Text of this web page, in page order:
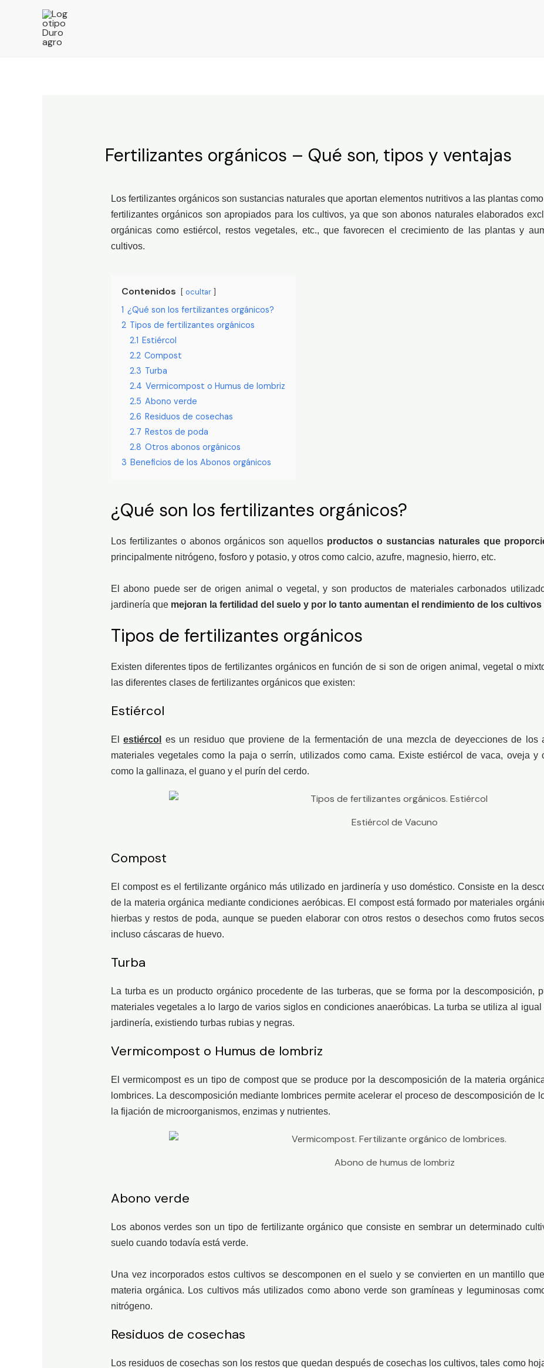
Fertilizantes orgánicos – Qué son, tipos y ventajas
Los fertilizantes orgánicos son sustancias naturales que aportan elementos nutritivos a las plantas
fertilizantes orgánicos son apropiados para los cultivos, ya que son abonos naturales elaborados
orgánicas como estiércol, restos vegetales, etc., que favorecen el crecimiento de las plantas y
cultivos.
Contenidos ocultar
1 ¿Qué son los fertilizantes orgánicos?
2 Tipos de fertilizantes orgánicos
2.1 Estiércol
2.2 Compost
2.3 Turba
2.4 Vermicompost o Humus de lombriz
2.5 Abono verde
2.6 Residuos de cosechas
2.7 Restos de poda
2.8 Otros abonos orgánicos
3 Beneficios de los Abonos orgánicos
¿Qué son los fertilizantes orgánicos?
Los fertilizantes o abonos orgánicos son aquellos productos o sustancias naturales que
principalmente nitrógeno, fosforo y potasio, y otros como calcio, azufre, magnesio, hierro, etc.
El abono puede ser de origen animal o vegetal, y son productos de materiales carbonados
jardinería que mejoran la fertilidad del suelo y por lo tanto aumentan el rendimiento de los
Tipos de fertilizantes orgánicos
Existen diferentes tipos de fertilizantes orgánicos en función de si son de origen animal, vegetal o
las diferentes clases de fertilizantes orgánicos que existen:
Estiércol
Elestiércol
es un residuo que proviene de la fermentación de una mezcla de deyecciones de los
materiales vegetales como la paja o serrín, utilizados como cama. Existe estiércol de vaca, oveja y
como la gallinaza, el guano y el purín del cerdo.
Estiércol de Vacuno
Compost
El compost es el fertilizante orgánico más utilizado en jardinería y uso doméstico. Consiste en la
de la materia orgánica mediante condiciones aeróbicas. El compost está formado por materiales
hierbas y restos de poda, aunque se pueden elaborar con otros restos o desechos como frutos
incluso cáscaras de huevo.
Turba
La turba es un producto orgánico procedente de las turberas, que se forma por la descomposición,
materiales vegetales a lo largo de varios siglos en condiciones anaeróbicas. La turba se utiliza al
jardinería, existiendo turbas rubias y negras.
Vermicompost o Humus de lombriz
El vermicompost es un tipo de compost que se produce por la descomposición de la materia
lombrices. La descomposición mediante lombrices permite acelerar el proceso de descomposición de
la fijación de microorganismos, enzimas y nutrientes.
Abono de humus de lombriz
Abono verde
Los abonos verdes son un tipo de fertilizante orgánico que consiste en sembrar un determinado
suelo cuando todavía está verde.
Una vez incorporados estos cultivos se descomponen en el suelo y se convierten en un mantillo
materia orgánica. Los cultivos más utilizados como abono verde son gramíneas y leguminosas
nitrógeno.
Residuos de cosechas
Los residuos de cosechas son los restos que quedan después de cosechas los cultivos, tales como